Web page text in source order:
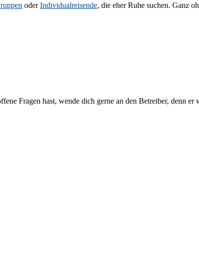
oderIndividualreisende, die eher Ruhe suchen. Ganz
Fragen hast, wende dich gerne an den Betreiber, denn